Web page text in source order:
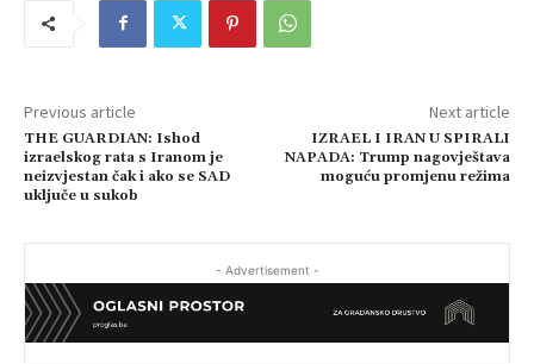
Previous article
THE GUARDIAN: Ishod
izraelskog rata s Iranom je
neizvjestan čak i ako se SAD
uključe u sukob
Next article
IZRAEL I IRAN U SPIRALI
NAPADA: Trump nagovještava
moguću promjenu režima
- Advertisement -